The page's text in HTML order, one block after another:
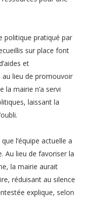
politique pratiqué par
sur place font
et
au lieu de promouvoir
la mairie n’a servi
laissant la
l’équipe actuelle a
Au lieu de favoriser la
la mairie aurait
réduisant au silence
explique, selon